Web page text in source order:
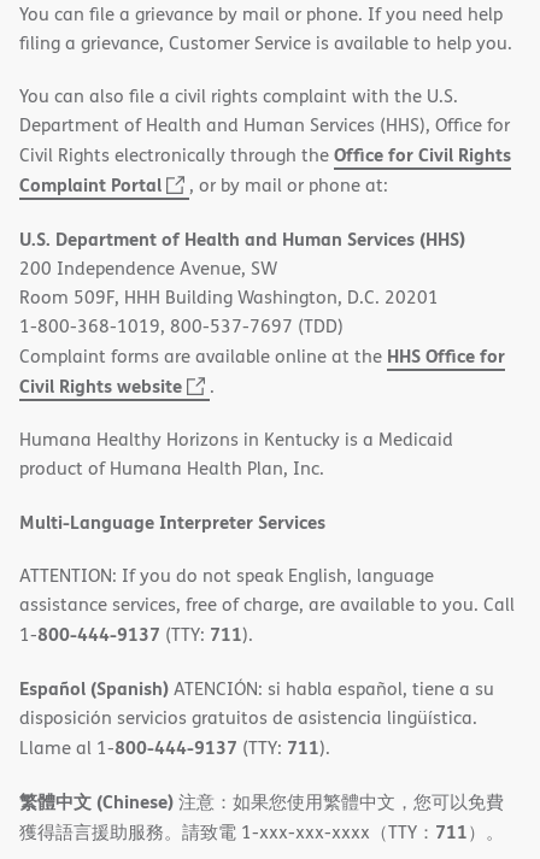
You can file a grievance by mail or phone. If you need help
filing a grievance, Customer Service is available to help you.
You can also file a civil rights complaint with the U.S.
Department of Health and Human Services (HHS), Office for
Civil Rights electronically through theOffice for Civil Rights
Complaint Portal
(opens
new
window)
, or by mail or phone at:
U.S. Department of Health and Human Services (HHS)
200 Independence Avenue, SW
Room 509F, HHH Building Washington, D.C. 20201
1-800-368-1019, 800-537-7697 (TDD)
Complaint forms are available online at the HHS Office for
Civil Rights website
(opens
new
window)
.
Humana Healthy Horizons in Kentucky is a Medicaid
product of Humana Health Plan, Inc.
Multi-Language Interpreter Services
ATTENTION: If you do not speak English, language
assistance services, free of charge, are available to you. Call
1-800-444-9137 (TTY: 711).
Español (Spanish)ATENCIÓN: si habla español, tiene a su
disposición servicios gratuitos de asistencia lingüística.
Llame al 1-800-444-9137 (TTY: 711).
繁體中文 (Chinese)注意：如果您使用繁體中文，您可以免費
獲得語言援助服務。請致電 1-xxx-xxx-xxxx（TTY： 711）。